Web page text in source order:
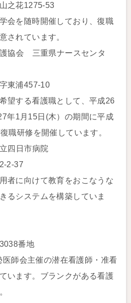
之花1275-53
会を随時開催しており、復職
されています。
協会 三重県ナースセンタ
東浦457-10
望する看護職として、平成26
年1月15日(木）の期間に平成
職研修を開催しています。
四日市病院
2-37
者に向けて教育をおこなうな
るシステムを構築していま
番地
師会主催の潜在看護師・准看
います。ブランクがある看護